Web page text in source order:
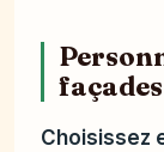
Choisissez